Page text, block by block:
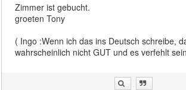
Zimmer ist gebucht.
groeten Tony
( Ingo :Wenn ich das ins Deutsch schreibe,
wahrscheinlich nicht GUT und es verfehlt